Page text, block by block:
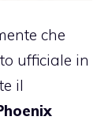
che
ufficiale in
il